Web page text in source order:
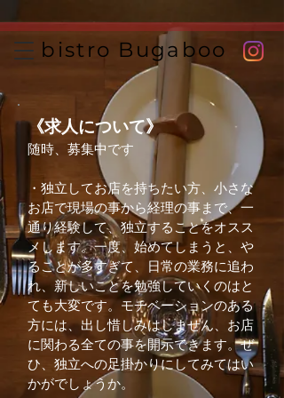
bistro Bugaboo
《求人について》
随時、募集中です
・独立してお店を持ちたい方、小さな
お店で現場の事から経理の事まで、一
通り経験して、独立することをオスス
メします。一度、始めてしまうと、や
ることが多すぎて、日常の業務に追わ
れ、新しいことを勉強していくのはと
ても大変です。モチベーションのある
方には、出し惜しみはしません、お店
に関わる全ての事を開示できます。ぜ
ひ、独立への足掛かりにしてみてはい
かがでしょうか。